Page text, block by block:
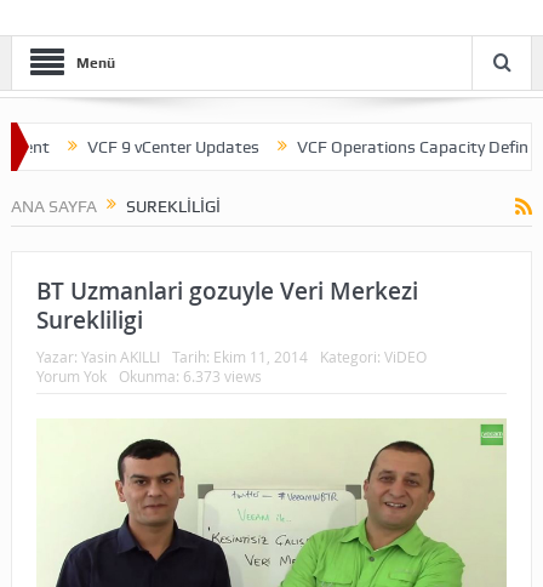
Menü
VCF 9 vCenter Updates VCF Operations Capacity
ANA SAYFA SUREKLILIGI
BT Uzmanlari gozuyle Veri Merkezi
Surekliligi
Yazar: Yasin AKILLI Tarih: Ekim 11, 2014 Kategori: ViDEO
Yorum Yok
Okunma: 6.373 views